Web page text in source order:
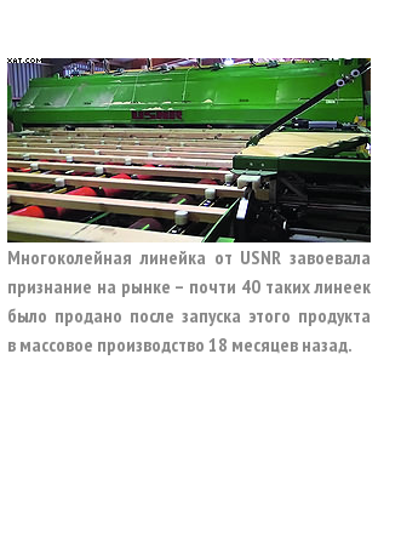
Многоколейная линейка от USNR завоевала
признание на рынке – почти 40 таких линеек
было продано после запуска этого продукта
в массовое производство 18 месяцев назад.